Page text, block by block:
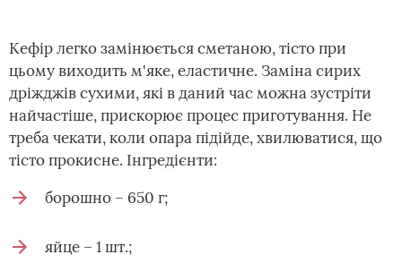
Кефір легко замінюється сметаною, тісто при
цьому виходить м'яке, еластичне. Заміна сирих
дріжджів сухими, які в даний час можна зустріти
найчастіше, прискорює процес приготування. Не
треба чекати, коли опара підійде, хвилюватися, що
тісто прокисне. Інгредієнти:
борошно – 650 г;
яйце – 1 шт.;